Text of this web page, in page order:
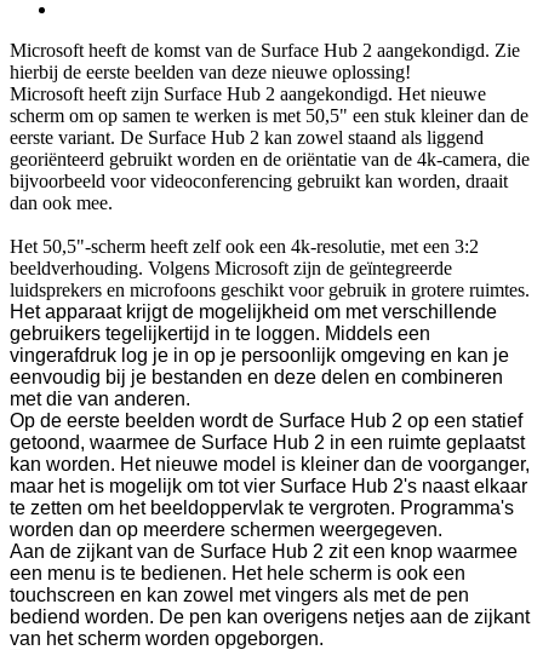
Microsoft heeft de komst van de Surface Hub 2 aangekondigd. Zie
hierbij de eerste beelden van deze nieuwe oplossing!
Microsoft heeft zijn Surface Hub 2 aangekondigd. Het nieuwe
scherm om op samen te werken is met 50,5" een stuk kleiner dan de
eerste variant. De Surface Hub 2 kan zowel staand als liggend
georiënteerd gebruikt worden en de oriëntatie van de 4k-camera, die
bijvoorbeeld voor videoconferencing gebruikt kan worden, draait
dan ook mee.
Het 50,5"-scherm heeft zelf ook een 4k-resolutie, met een 3:2
beeldverhouding. Volgens Microsoft zijn de geïntegreerde
luidsprekers en microfoons geschikt voor gebruik in grotere ruimtes.
Het apparaat krijgt de mogelijkheid om met verschillende
gebruikers tegelijkertijd in te loggen. Middels een
vingerafdruk log je in op je persoonlijk omgeving en kan je
eenvoudig bij je bestanden en deze delen en combineren
met die van anderen.
Op de eerste beelden wordt de Surface Hub 2 op een statief
getoond, waarmee de Surface Hub 2 in een ruimte geplaatst
kan worden. Het nieuwe model is kleiner dan de voorganger,
maar het is mogelijk om tot vier Surface Hub 2's naast elkaar
te zetten om het beeldoppervlak te vergroten. Programma's
worden dan op meerdere schermen weergegeven.
Aan de zijkant van de Surface Hub 2 zit een knop waarmee
een menu is te bedienen. Het hele scherm is ook een
touchscreen en kan zowel met vingers als met de pen
bediend worden. De pen kan overigens netjes aan de zijkant
van het scherm worden opgeborgen.